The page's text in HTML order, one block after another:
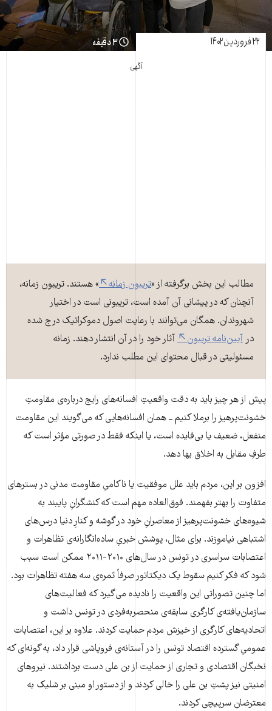
۲۲ فروردین ۱۴۰۲ ۳ دقیقه
آگهی
مطالب این بخش برگرفته از «تریبون زمانه
» هستند. تریبون زمانه،
آنچنان که در پیشانی آن آمده است، تریبونی است در اختیار
شهروندان. همگان می‌توانند با رعایت اصول دموکراتیک درج شده
در آیین‌نامه تریبون
آثار خود را در آن انتشار دهند. زمانه
مسئولیتی در قبال محتوای این مطلب ندارد.
پیش از هر چیز باید به دقت واقعیتِ افسانه‌های رایج درباره‌ی مقاومتِ
خشونت‌پرهیز را برملا کنیم ــ همان افسانه‌هایی که می‌گویند این مقاومت
منفعل، ضعیف یا بی‌فایده است، یا اینکه فقط در صورتی مؤثر است که
طرفِ مقابل به اخلاق بها دهد.
افزون بر این، مردم باید علل موفقیت یا ناکامیِ مقاومت مدنی در بسترهای
متفاوت را بهتر بفهمند. فوق‌العاده مهم است که کنشگرانِ پایبند به
شیوه‌های خشونت‌پرهیز از معاصرانِ خود در گوشه و کنارِ دنیا درس‌های
اشتباهی نیاموزند. برای مثال، پوشش خبریِ ساده‌انگارانه‌ی تظاهرات و
اعتصابات سراسری در تونس در سال‌های ۲۰۱۰-۲۰۱۱ ممکن است سبب
شود که فکر کنیم سقوط یک دیکتاتور صرفاً ثمره‌ی سه هفته تظاهرات بود.
اما چنین تصوراتی این واقعیت را نادیده می‌گیرد که فعالیت‌های
سازمان‌یافته‌ی کارگری سابقه‌ی منحصربه‌فردی در تونس داشت و
اتحادیه‌های کارگری از خیزش مردم حمایت کردند. علاوه بر این، اعتصابات
عمومیِ گسترده اقتصاد تونس را در آستانه‌ی فروپاشی قرار داد، به گونه‌ای که
نخبگان اقتصادی و تجاری از حمایت از بن علی دست برداشتند. نیروهای
امنیتی نیز پشتِ بن علی را خالی کردند و از دستور او مبنی بر شلیک به
معترضان سرپیچی کردند.